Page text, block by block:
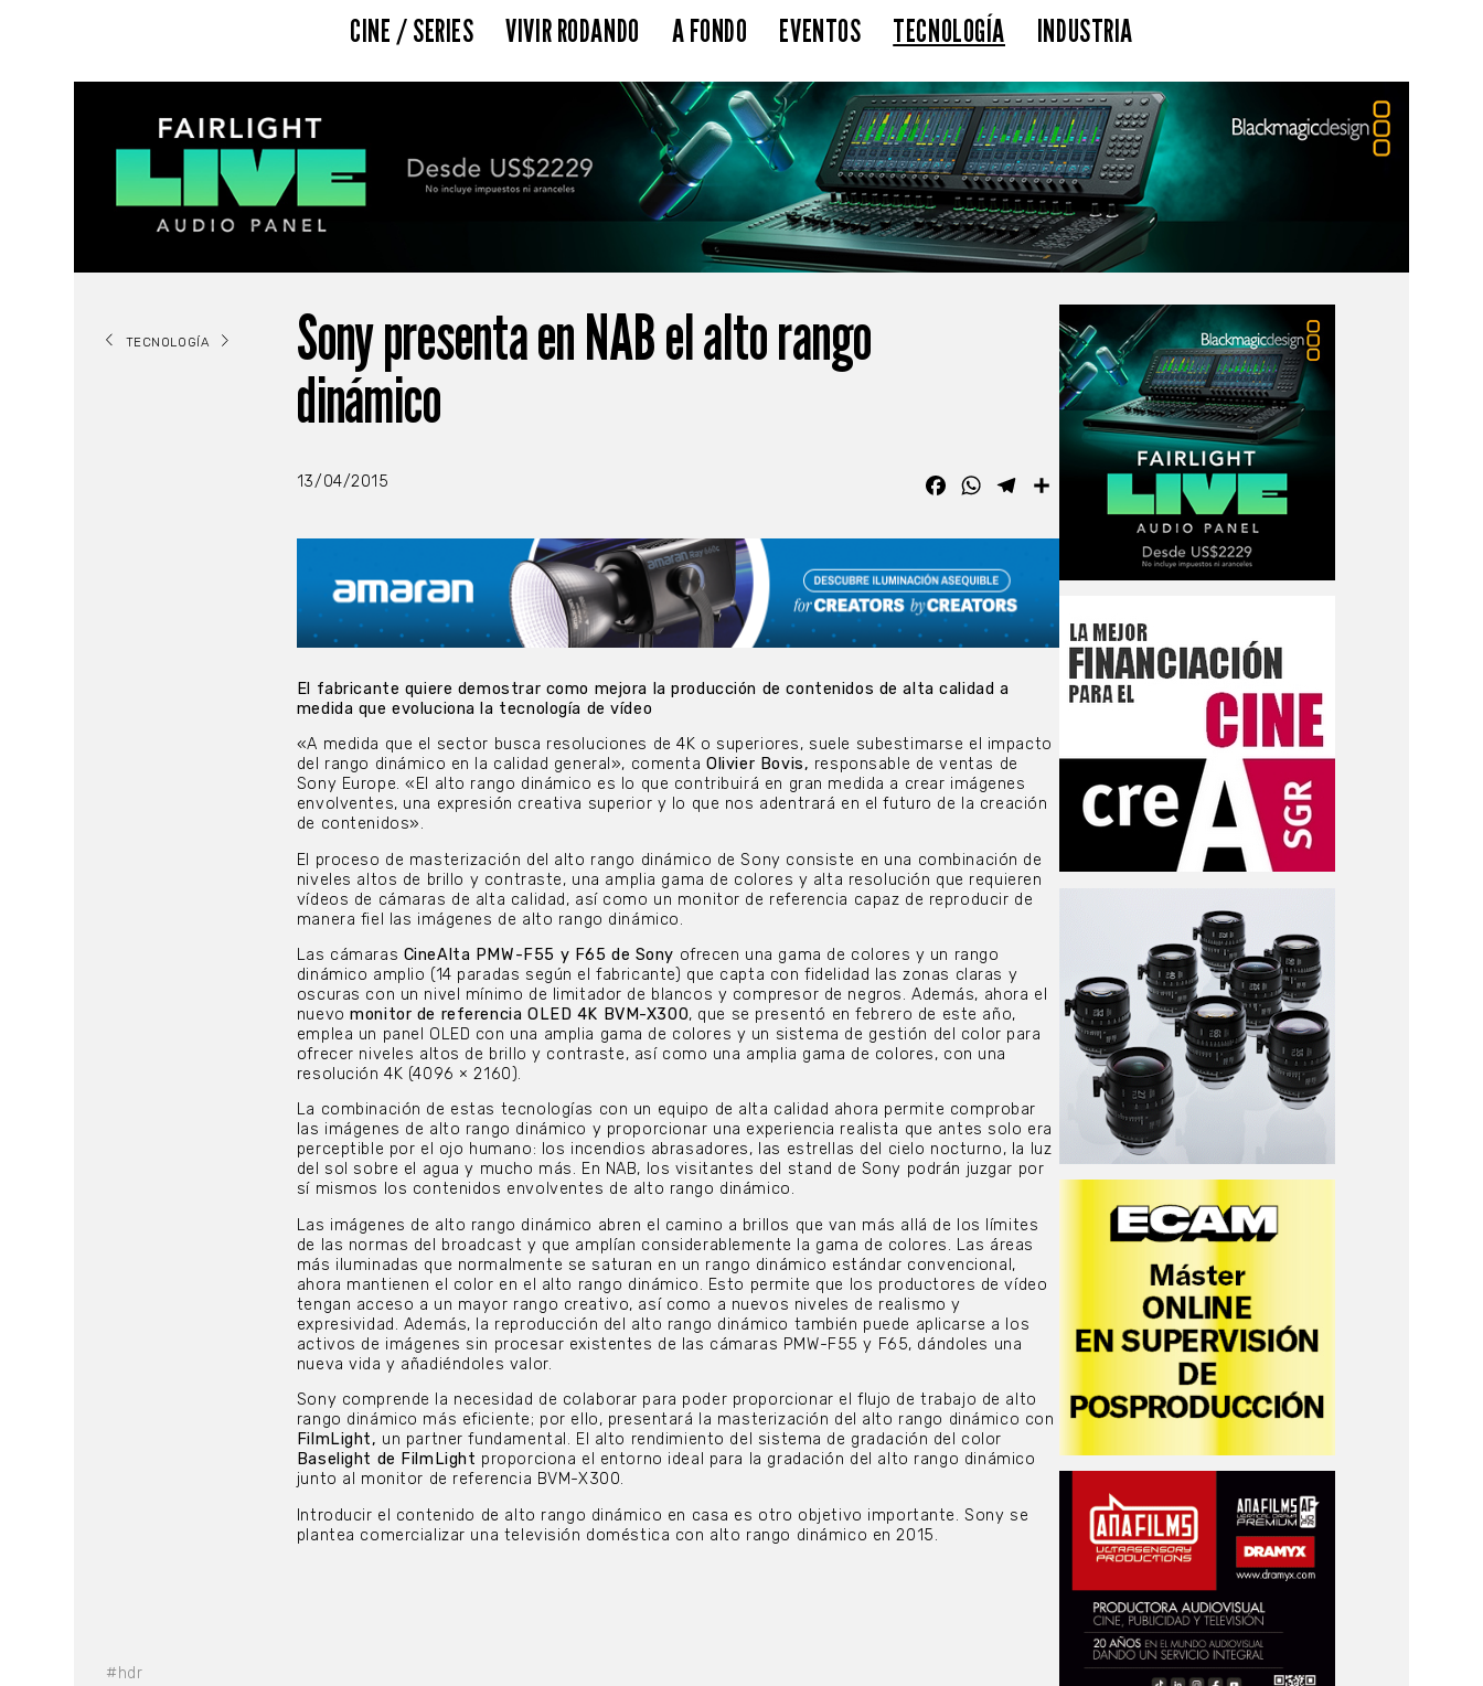
CINE / SERIES VIVIR RODANDO A FONDO EVENTOS TECNOLOGÍA INDUSTRIA
TECNOLOGÍA
#hdr
Sony presenta en NAB el alto rango
dinámico
13/04/2015 FacebookWhatsAppTelegramCompartir
El fabricante quiere demostrar como mejora la producción de contenidos de alta calidad a
medida que evoluciona la tecnología de vídeo
«A medida que el sector busca resoluciones de 4K o superiores, suele subestimarse el impacto
del rango dinámico en la calidad general», comentaOlivier Bovis, responsable de ventas de
Sony Europe. «El alto rango dinámico es lo que contribuirá en gran medida a crear imágenes
envolventes, una expresión creativa superior y lo que nos adentrará en el futuro de la creación
de contenidos».
El proceso de masterización del alto rango dinámico de Sony consiste en una combinación de
niveles altos de brillo y contraste, una amplia gama de colores y alta resolución que requieren
vídeos de cámaras de alta calidad, así como un monitor de referencia capaz de reproducir de
manera fiel las imágenes de alto rango dinámico.
Las cámaras CineAlta PMW-F55 y F65 de Sony ofrecen una gama de colores y un rango
dinámico amplio (14 paradas según el fabricante) que capta con fidelidad las zonas claras y
oscuras con un nivel mínimo de limitador de blancos y compresor de negros. Además, ahora el
nuevomonitor de referencia OLED 4K BVM-X300, que se presentó en febrero de este año,
emplea un panel OLED con una amplia gama de colores y un sistema de gestión del color para
ofrecer niveles altos de brillo y contraste, así como una amplia gama de colores, con una
resolución 4K (4096 × 2160).
La combinación de estas tecnologías con un equipo de alta calidad ahora permite comprobar
las imágenes de alto rango dinámico y proporcionar una experiencia realista que antes solo era
perceptible por el ojo humano: los incendios abrasadores, las estrellas del cielo nocturno, la luz
del sol sobre el agua y mucho más. En NAB, los visitantes del stand de Sony podrán juzgar por
sí mismos los contenidos envolventes de alto rango dinámico.
Las imágenes de alto rango dinámico abren el camino a brillos que van más allá de los límites
de las normas del broadcast y que amplían considerablemente la gama de colores. Las áreas
más iluminadas que normalmente se saturan en un rango dinámico estándar convencional,
ahora mantienen el color en el alto rango dinámico. Esto permite que los productores de vídeo
tengan acceso a un mayor rango creativo, así como a nuevos niveles de realismo y
expresividad. Además, la reproducción del alto rango dinámico también puede aplicarse a los
activos de imágenes sin procesar existentes de las cámaras PMW-F55 y F65, dándoles una
nueva vida y añadiéndoles valor.
Sony comprende la necesidad de colaborar para poder proporcionar el flujo de trabajo de alto
rango dinámico más eficiente; por ello, presentará la masterización del alto rango dinámico con
FilmLight, un partner fundamental. El alto rendimiento del sistema de gradación del color
Baselight de FilmLight proporciona el entorno ideal para la gradación del alto rango dinámico
junto al monitor de referencia BVM-X300.
Introducir el contenido de alto rango dinámico en casa es otro objetivo importante. Sony se
plantea comercializar una televisión doméstica con alto rango dinámico en 2015.